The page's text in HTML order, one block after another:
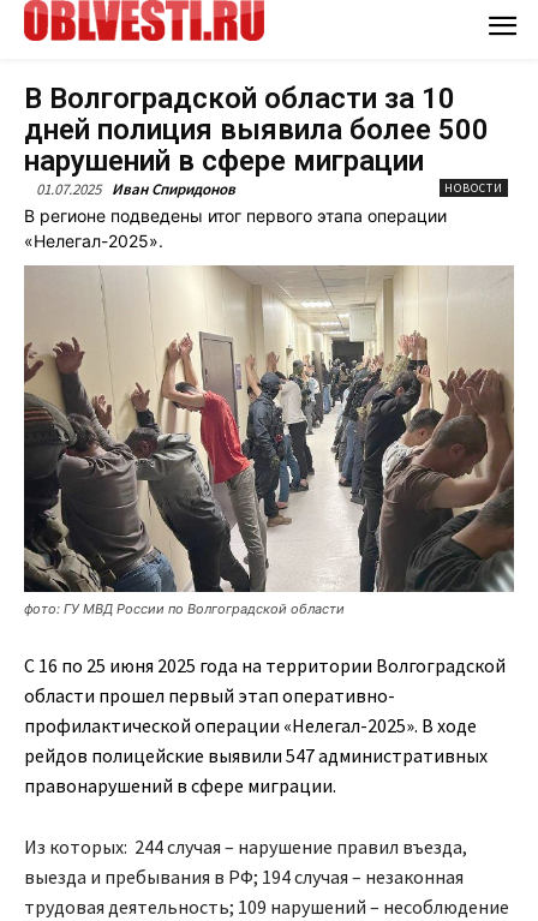
В Волгоградской области за 10
дней полиция выявила более 500
нарушений в сфере миграции
01.07.2025 Иван Спиридонов НОВОСТИ
В регионе подведены итог первого этапа операции
«Нелегал-2025».
фото: ГУ МВД России по Волгоградской области
С 16 по 25 июня 2025 года на территории Волгоградской
области прошел первый этап оперативно-
профилактической операции «Нелегал-2025». В ходе
рейдов полицейские выявили 547 административных
правонарушений в сфере миграции.
Из которых: 244 случая – нарушение правил въезда,
выезда и пребывания в РФ; 194 случая – незаконная
трудовая деятельность; 109 нарушений – несоблюдение